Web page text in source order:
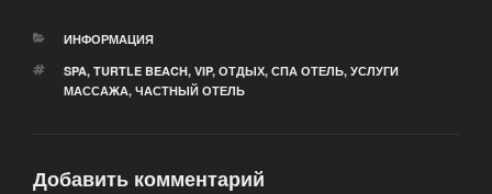
РУБРИКИ
ИНФОРМАЦИЯ
МЕТКИ
SPA, TURTLE BEACH, VIP, ОТДЫХ, СПА ОТЕЛЬ, УСЛУГИ
МАССАЖА, ЧАСТНЫЙ ОТЕЛЬ
Добавить комментарий